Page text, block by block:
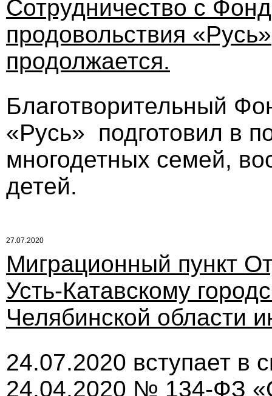
Сотрудничество с
продовольствия «Русь»
продолжается.
Благотворительный
«Русь» подготовил в
многодетных семей,
детей.
27.07.2020
Миграционный пункт
Усть-Катавскому
Челябинской области
24.07.2020 вступает в
24.04.2020 № 134-ФЗ